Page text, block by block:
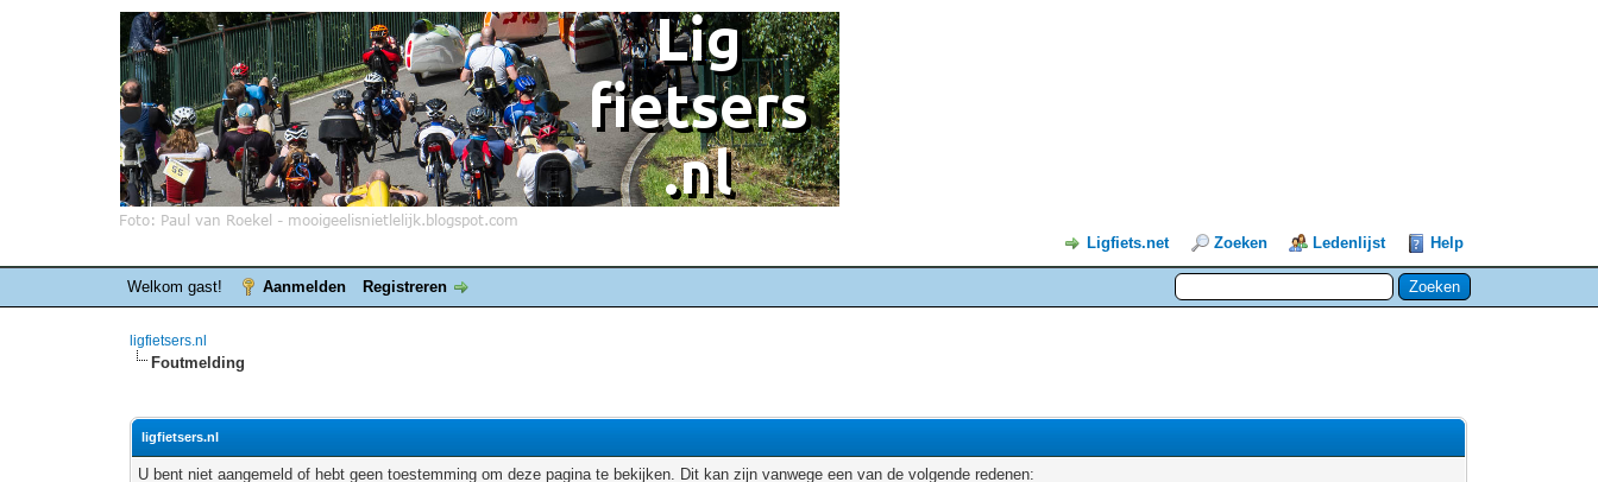
Ligfiets.net Zoeken Ledenlijst Help
Welkom gast! Aanmelden Registreren
ligfietsers.nl
Foutmelding
ligfietsers.nl
U bent niet aangemeld of hebt geen toestemming om deze pagina te bekijken. Dit kan zijn vanwege een van de volgende redenen: